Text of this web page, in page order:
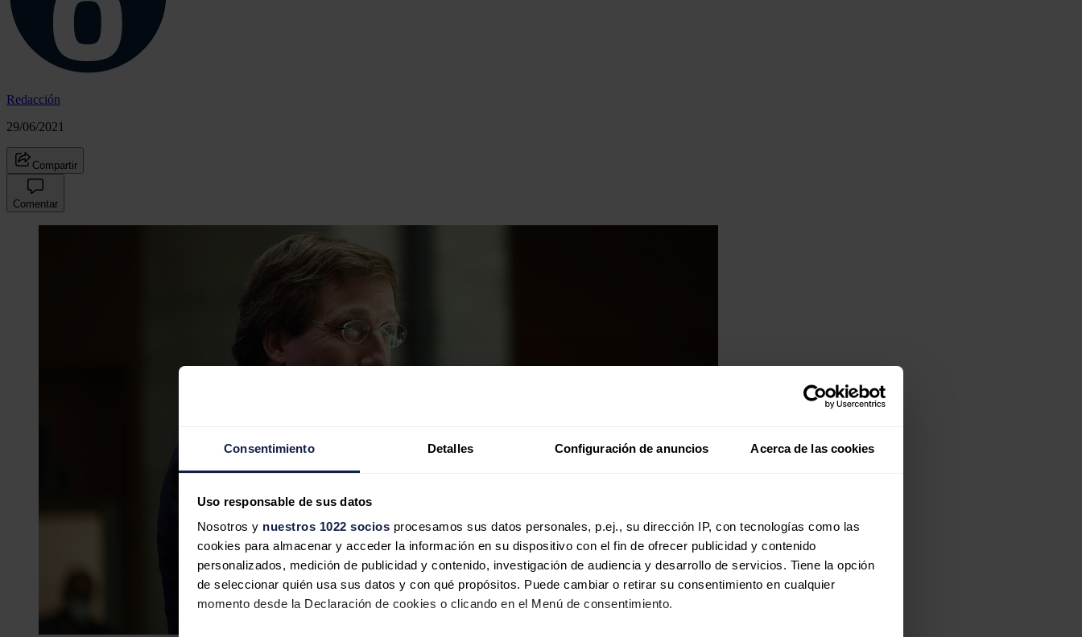
Consentimiento Detalles Configuración de anuncios Acerca de las cookies
Uso responsable de sus datos
Nosotros y nuestros 1022 socios procesamos sus datos personales, p.ej., su dirección IP, con tecnologías como las
cookies para almacenar y acceder la información en su dispositivo con el fin de ofrecer publicidad y contenido
personalizados, medición de publicidad y contenido, investigación de audiencia y desarrollo de servicios. Tiene la opción
de seleccionar quién usa sus datos y con qué propósitos. Puede cambiar o retirar su consentimiento en cualquier
momento desde la Declaración de cookies o clicando en el Menú de consentimiento.
Redacción
29/06/2021
Compartir
Comentar